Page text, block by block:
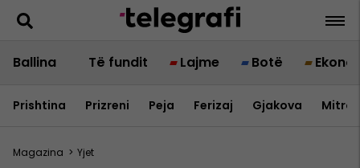
Ballina Të fundit Lajme Botë
Prishtina Prizreni Peja Ferizaj Gjakova
Magazina > Yjet